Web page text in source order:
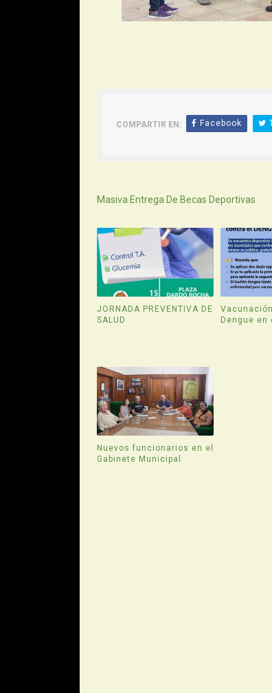
COMPARTIR EN: Facebook
Masiva Entrega De Becas Deportivas
JORNADA PREVENTIVA DE
SALUD
Dengue en
Nuevos funcionarios en el
Gabinete Municipal